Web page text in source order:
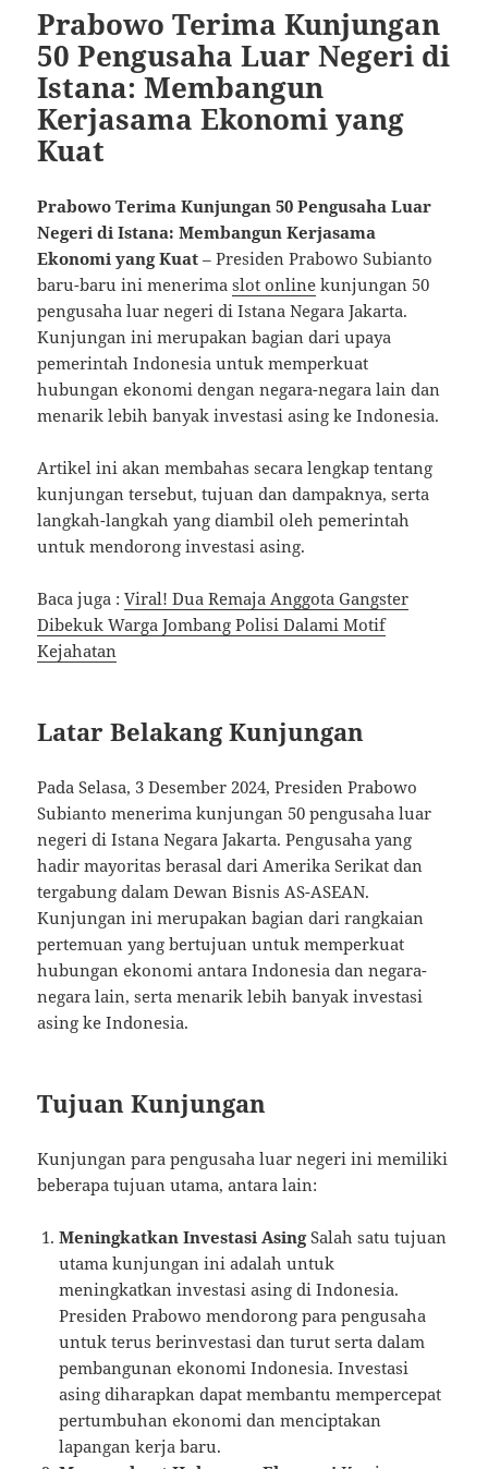
Prabowo Terima Kunjungan
50 Pengusaha Luar Negeri di
Istana: Membangun
Kerjasama Ekonomi yang
Kuat
Prabowo Terima Kunjungan 50 Pengusaha Luar
Negeri di Istana: Membangun Kerjasama
Ekonomi yang Kuat – Presiden Prabowo Subianto
baru-baru ini menerimaslot online kunjungan 50
pengusaha luar negeri di Istana Negara Jakarta.
Kunjungan ini merupakan bagian dari upaya
pemerintah Indonesia untuk memperkuat
hubungan ekonomi dengan negara-negara lain dan
menarik lebih banyak investasi asing ke Indonesia.
Artikel ini akan membahas secara lengkap tentang
kunjungan tersebut, tujuan dan dampaknya, serta
langkah-langkah yang diambil oleh pemerintah
untuk mendorong investasi asing.
Baca juga :Viral! Dua Remaja Anggota Gangster
Dibekuk Warga Jombang Polisi Dalami Motif
Kejahatan
Latar Belakang Kunjungan
Pada Selasa, 3 Desember 2024, Presiden Prabowo
Subianto menerima kunjungan 50 pengusaha luar
negeri di Istana Negara Jakarta. Pengusaha yang
hadir mayoritas berasal dari Amerika Serikat dan
tergabung dalam Dewan Bisnis AS-ASEAN.
Kunjungan ini merupakan bagian dari rangkaian
pertemuan yang bertujuan untuk memperkuat
hubungan ekonomi antara Indonesia dan negara-
negara lain, serta menarik lebih banyak investasi
asing ke Indonesia.
Tujuan Kunjungan
Kunjungan para pengusaha luar negeri ini memiliki
beberapa tujuan utama, antara lain:
Meningkatkan Investasi AsingSalah satu tujuan
utama kunjungan ini adalah untuk
meningkatkan investasi asing di Indonesia.
Presiden Prabowo mendorong para pengusaha
untuk terus berinvestasi dan turut serta dalam
pembangunan ekonomi Indonesia. Investasi
asing diharapkan dapat membantu mempercepat
pertumbuhan ekonomi dan menciptakan
lapangan kerja baru.